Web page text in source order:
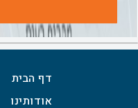
דף הבית
אודותינו